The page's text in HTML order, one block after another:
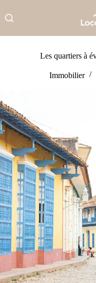
au
contenu
Les quartiers à
Immobilier